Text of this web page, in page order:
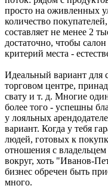
просто на оживленных
количество
составляет не менее 2
достаточно, чтобы
критерий места -
Идеальный вариант для
торговом центре,
свату и т. д. Многие
более того - успешны
у лояльных
вариант. Когда у тебя
людей, готовых к
отношения с
вокруг, хоть "Иванов-
бизнес обречен быть
много.